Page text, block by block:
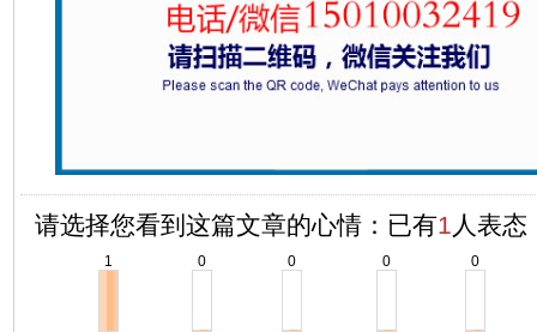
请选择您看到这篇文章的心情：已有1 人表态
1 0 0 0 0